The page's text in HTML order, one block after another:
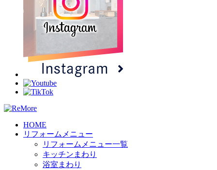
HOME
リフォームメニュー
リフォームメニュー一覧
キッチンまわり
浴室まわり